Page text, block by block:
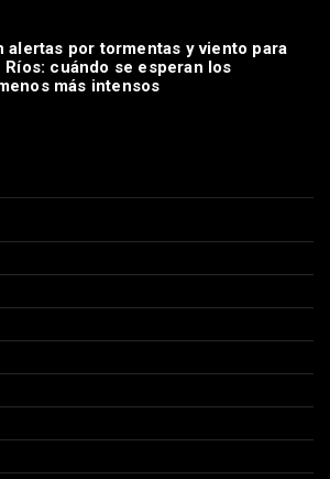
alertas por tormentas y viento para
Ríos: cuándo se esperan los
más intensos